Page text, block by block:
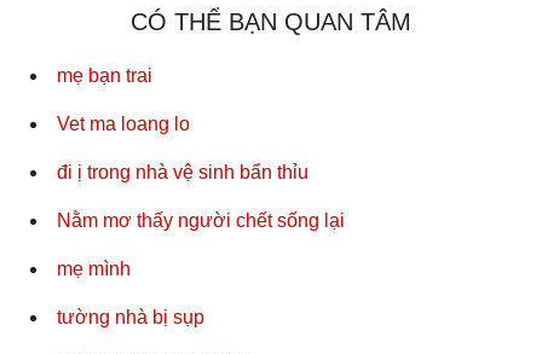
CÓ THỂ BẠN QUAN TÂM
mẹ bạn trai
Vet ma loang lo
đi ị trong nhà vệ sinh bẩn thỉu
Nằm mơ thấy người chết sống lại
mẹ mình
tường nhà bị sụp